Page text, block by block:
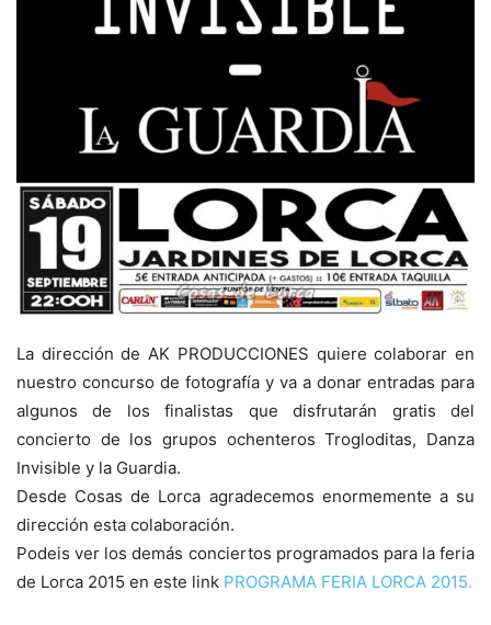
La dirección de AK PRODUCCIONES quiere colaborar en
nuestro concurso de fotografía y va a donar entradas para
algunos de los finalistas que disfrutarán gratis del
concierto de los grupos ochenteros Trogloditas, Danza
Invisible y la Guardia.
Desde Cosas de Lorca agradecemos enormemente a su
dirección esta colaboración.
Podeis ver los demás conciertos programados para la feria
de Lorca 2015 en este link PROGRAMA FERIA LORCA 2015.